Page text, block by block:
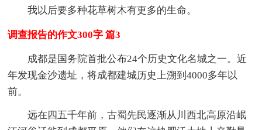
我以后要多种花草树木有更多的生命。
调查报告的作文300字 篇3
成都是国务院首批公布24个历史文化名城之一。近
年发现金沙遗址，将成都建城历史上溯到4000多年以
前。
远在四五千年前，古蜀先民逐渐从川西北高原沿岷